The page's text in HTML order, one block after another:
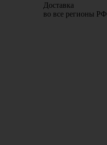
Доставка
во все регионы РФ